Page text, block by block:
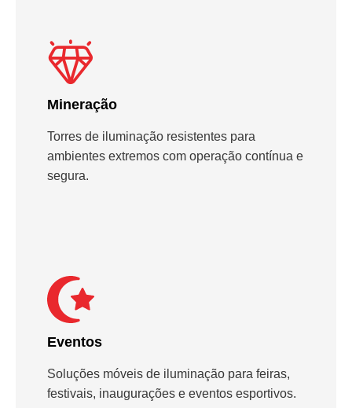
Mineração
Torres de iluminação resistentes para
ambientes extremos com operação contínua e
segura.
Eventos
Soluções móveis de iluminação para feiras,
festivais, inaugurações e eventos esportivos.